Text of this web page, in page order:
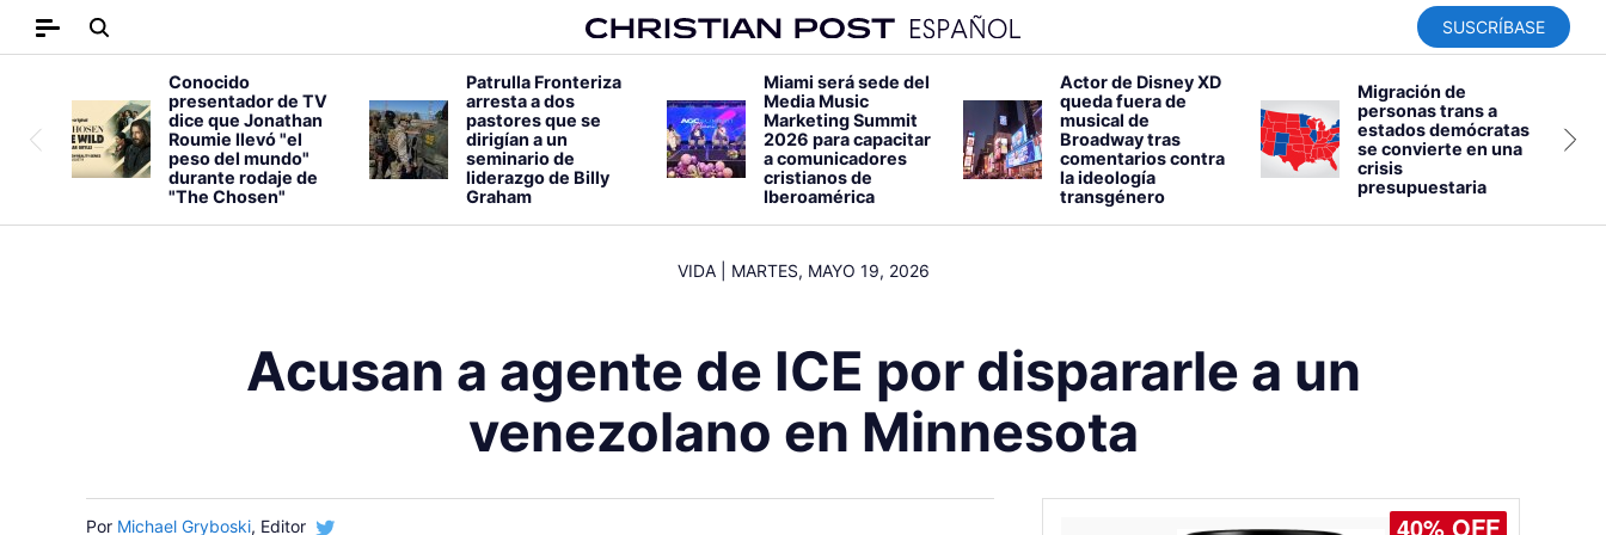
SUSCRÍBASE
Conocido
presentador de TV
dice que Jonathan
Roumie llevó "el
peso del mundo"
durante rodaje de
"The Chosen"
Patrulla Fronteriza
arresta a dos
pastores que se
dirigían a un
seminario de
liderazgo de Billy
Graham
Miami será sede del
Media Music
Marketing Summit
2026 para capacitar
a comunicadores
cristianos de
Iberoamérica
Actor de Disney XD
queda fuera de
musical de
Broadway tras
comentarios contra
la ideología
transgénero
Migración de
personas trans a
estados demócratas
se convierte en una
crisis
presupuestaria
VIDA| MARTES, MAYO 19, 2026
Acusan a agente de ICE por dispararle a un
venezolano en Minnesota
Por Michael Gryboski, Editor 30% OFF